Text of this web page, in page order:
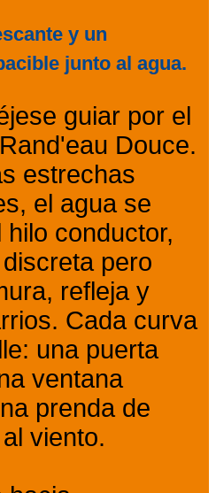
y un
junto al agua.
guiar por el
Douce.
estrechas
el agua se
conductor,
pero
refleja y
Cada curva
una puerta
ventana
prenda de
viento.